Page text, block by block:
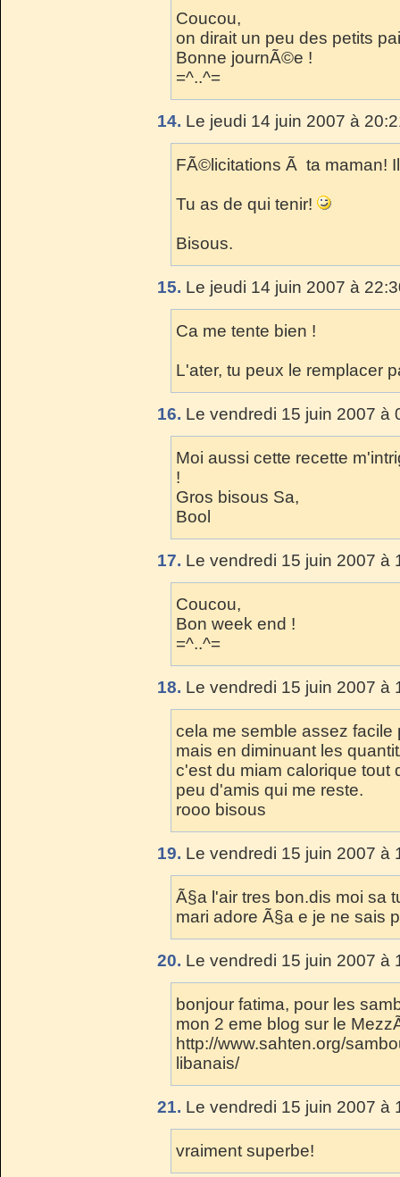
Coucou,
on dirait un peu des petits
Bonne journÃ©e !
=^..^=
14. Le jeudi 14 juin 2007 à
FÃ©licitations Ã ta maman!
Tu as de qui tenir!
Bisous.
15. Le jeudi 14 juin 2007 à
Ca me tente bien !
L'ater, tu peux le remplacer
16. Le vendredi 15 juin 2007 à
Moi aussi cette recette
!
Gros bisous Sa,
Bool
17. Le vendredi 15 juin 2007 à
Coucou,
Bon week end !
=^..^=
18. Le vendredi 15 juin 2007 à
cela me semble assez
mais en diminuant les
c'est du miam calorique tout
peu d'amis qui me reste.
rooo bisous
19. Le vendredi 15 juin 2007 à
Ã§a l'air tres bon.dis moi sa
mari adore Ã§a e je ne sais
20. Le vendredi 15 juin 2007 à
bonjour fatima, pour les
mon 2 eme blog sur le
http://www.sahten.org/
libanais/
21. Le vendredi 15 juin 2007 à
vraiment superbe!